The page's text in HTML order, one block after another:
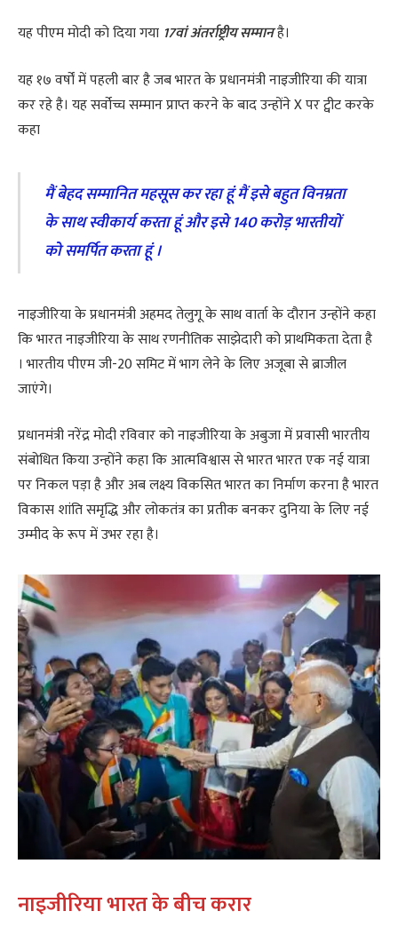
यह पीएम मोदी को दिया गया 17वां अंतर्राष्ट्रीय सम्मानहै।
यह १७ वर्षों में पहली बार है जब भारत के प्रधानमंत्री नाइजीरिया की यात्रा
कर रहे है। यह सर्वोच्च सम्मान प्राप्त करने के बाद उन्होंने X पर ट्वीट करके
कहा
मैं बेहद सम्मानित महसूस कर रहा हूं मैं इसे बहुत विनम्रता
के साथ स्वीकार्य करता हूं और इसे 140 करोड़ भारतीयों
को समर्पित करता हूं ।
नाइजीरिया के प्रधानमंत्री अहमद तेलुगू के साथ वार्ता के दौरान उन्होंने कहा
कि भारत नाइजीरिया के साथ रणनीतिक साझेदारी को प्राथमिकता देता है
। भारतीय पीएम जी-20 समिट में भाग लेने के लिए अजूबा से ब्राजील
जाएंगे।
प्रधानमंत्री नरेंद्र मोदी रविवार को नाइजीरिया के अबुजा में प्रवासी भारतीय
संबोधित किया उन्होंने कहा कि आत्मविश्वास से भारत भारत एक नई यात्रा
पर निकल पड़ा है और अब लक्ष्य विकसित भारत का निर्माण करना है भारत
विकास शांति समृद्धि और लोकतंत्र का प्रतीक बनकर दुनिया के लिए नई
उम्मीद के रूप में उभर रहा है।
नाइजीरिया भारत के बीच करार